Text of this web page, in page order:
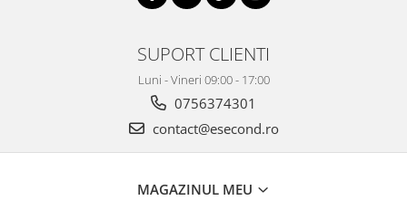
Televizoare & accesorii
SUPORT CLIENTI
Luni - Vineri 09:00 - 17:00
0756374301
contact@esecond.ro
MAGAZINUL MEU